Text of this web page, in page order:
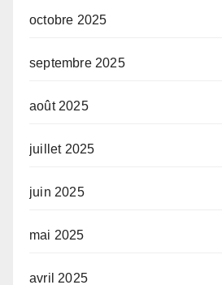
octobre 2025
septembre 2025
août 2025
juillet 2025
juin 2025
mai 2025
avril 2025